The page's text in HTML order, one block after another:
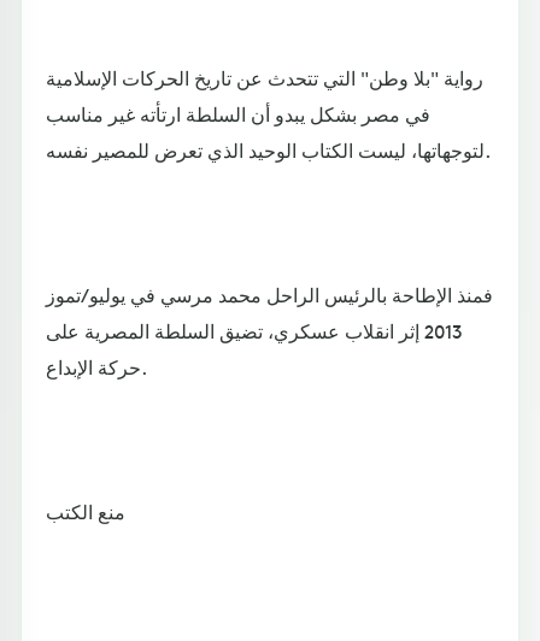
رواية "بلا وطن" التي تتحدث عن تاريخ الحركات الإسلامية
في مصر بشكل يبدو أن السلطة ارتأته غير مناسب
لتوجهاتها، ليست الكتاب الوحيد الذي تعرض للمصير نفسه.
فمنذ الإطاحة بالرئيس الراحل محمد مرسي في يوليو/تموز
2013 إثر انقلاب عسكري، تضيق السلطة المصرية على
حركة الإبداع.
منع الكتب